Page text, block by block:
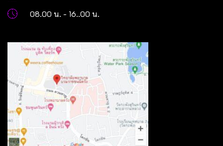
08.00 น. - 16..00 น.